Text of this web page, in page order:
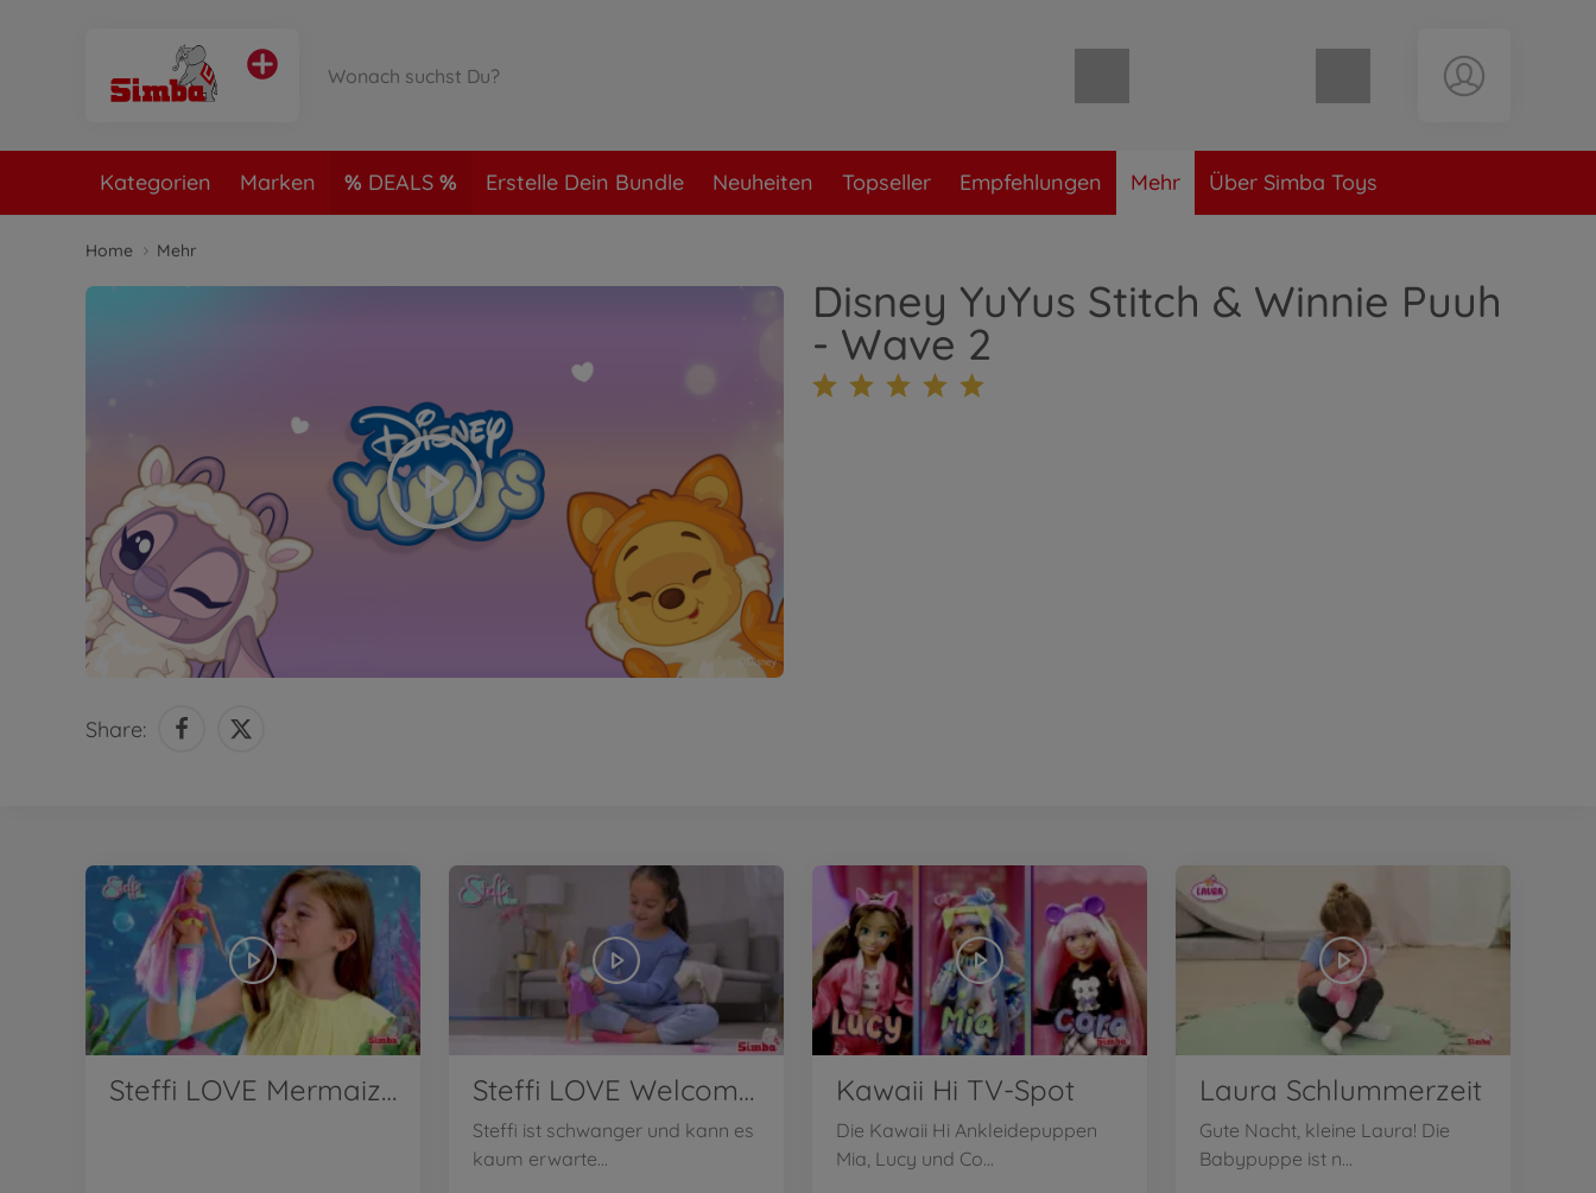
Warenkorb leer
Kategorien Marken DEALS Erstelle Dein Bundle Neuheiten Topseller Empfehlungen Mehr Über Simba Toys
Home Mehr
Share:
Disney YuYus Stitch & Winnie Puuh
- Wave 2
Steffi LOVE Mermaizing TV-Spot Steffi LOVE Welcome Baby
Steffi ist schwanger und kann es
kaum erwarte...
Kawaii Hi TV-Spot
Die Kawaii Hi Ankleidepuppen
Mia, Lucy und Co...
Laura Schlummerzeit
Gute Nacht, kleine Laura! Die
Babypuppe ist n...